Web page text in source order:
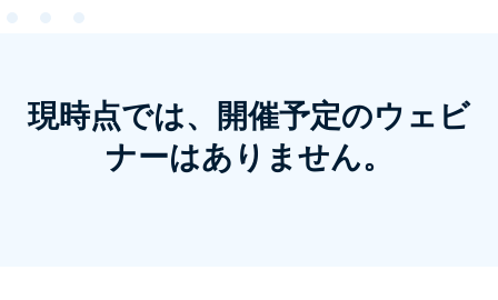
現時点では、開催予定のウェビ
ナーはありません。